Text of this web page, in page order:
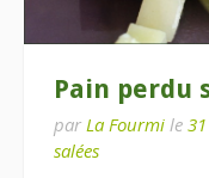
Pain perdu
par La Fourmi le
salées